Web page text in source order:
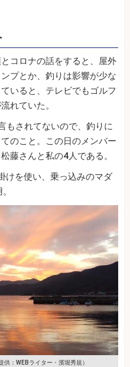
コロナの話をすると、屋外
プとか、釣りは影響が少な
いると、テレビでもゴルフ
れていた。
もされてないので、釣りに
のこと。この日のメンバー
藤さんと私の4人である。
けを使い、乗っ込みのマダ
供：WEBライター・濱堀秀規）